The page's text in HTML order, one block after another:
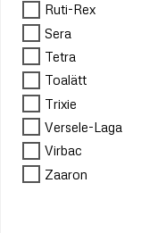
Ruti-Rex
Sera
Tetra
Toalätt
Trixie
Versele-Laga
Virbac
Zaaron